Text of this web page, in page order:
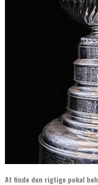
At finde den rigtige pokal